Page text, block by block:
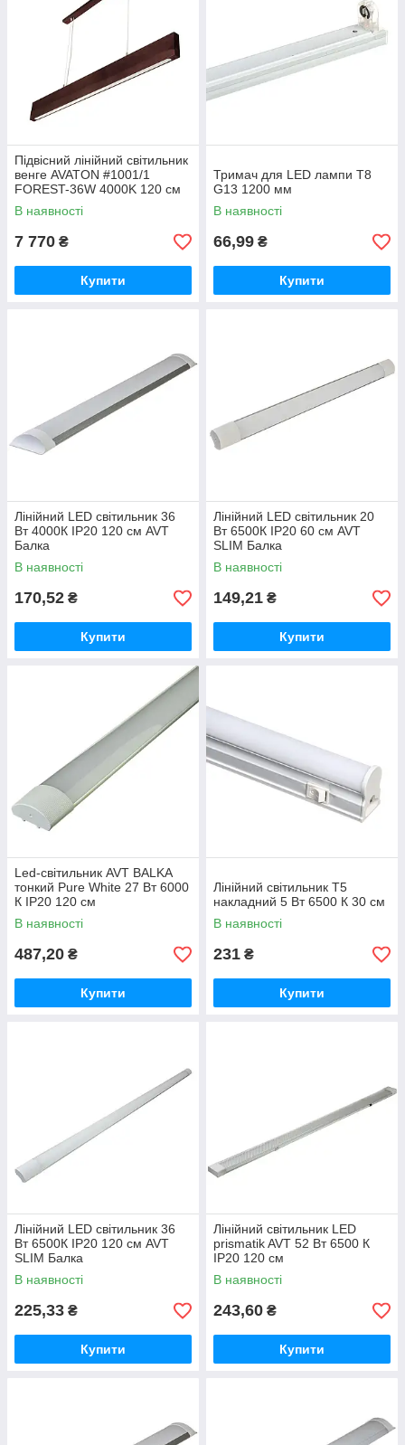
Підвісний лінійний світильник
венге AVATON #1001/1
FOREST-36W 4000K 120 см
(сосна)
В наявності
7 770 ₴
Купити
Тримач для LED лампи Т8
G13 1200 мм
В наявності
66,99 ₴
Купити
Лінійний LED світильник 36
Вт 4000К IP20 120 см AVT
Балка
В наявності
170,52 ₴
Купити
Лінійний LED світильник 20
Вт 6500К IP20 60 см AVT
SLIM Балка
В наявності
149,21 ₴
Купити
Led-світильник AVT BALKA
тонкий Pure White 27 Вт 6000
К IP20 120 см
В наявності
487,20 ₴
Купити
Лінійний світильник T5
накладний 5 Вт 6500 К 30 см
В наявності
231 ₴
Купити
Лінійний LED світильник 36
Вт 6500К IP20 120 см AVT
SLIM Балка
В наявності
225,33 ₴
Купити
Лінійний світильник LED
prismatik AVT 52 Вт 6500 К
IP20 120 см
В наявності
243,60 ₴
Купити